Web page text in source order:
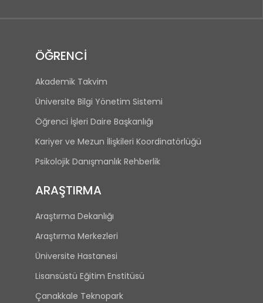
ÖĞRENCİ
Akademik Takvim
Üniversite Bilgi Yönetim Sistemi
Öğrenci İşleri Daire Başkanlığı
Kariyer ve Mezun İlişkileri Koordinatörlüğü
Psikolojik Danışmanlık Rehberlik
ARAŞTIRMA
Araştırma Dekanlığı
Araştırma Merkezleri
Üniversite Hastanesi
Lisansüstü Eğitim Enstitüsü
Çanakkale Teknopark